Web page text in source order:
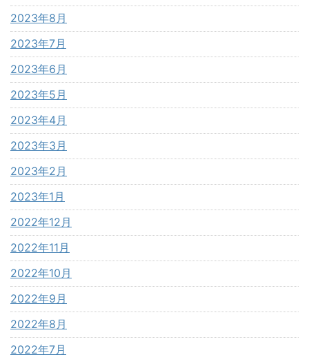
2023年8月
2023年7月
2023年6月
2023年5月
2023年4月
2023年3月
2023年2月
2023年1月
2022年12月
2022年11月
2022年10月
2022年9月
2022年8月
2022年7月